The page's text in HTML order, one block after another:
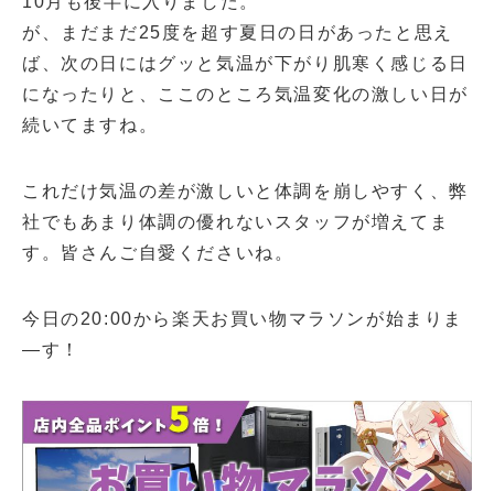
が、まだまだ25度を超す夏日の日があったと思え
ば、次の日にはグッと気温が下がり肌寒く感じる日
になったりと、ここのところ気温変化の激しい日が
続いてますね。
これだけ気温の差が激しいと体調を崩しやすく、弊
社でもあまり体調の優れないスタッフが増えてま
す。皆さんご自愛くださいね。
今日の20:00から楽天お買い物マラソンが始まりま
―す！